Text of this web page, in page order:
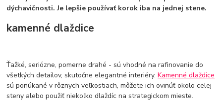
dýchavičnosti. Je lepšie používať korok iba na jednej stene.
kamenné dlaždice
Ťažké, seriózne, pomerne drahé - sú vhodné na rafinovanie do
všetkých detailov, skutočne elegantné interiéry.Kamenné dlaždice
sú ponúkané v rôznych veľkostiach, môžete ich ovinúť okolo celej
steny alebo použiť niekoľko dlaždíc na strategickom mieste.